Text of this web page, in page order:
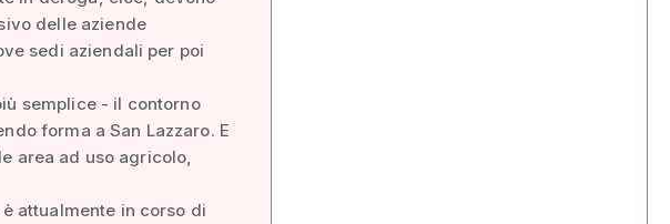
delle aziende
sedi aziendali per poi
semplice - il contorno
forma a San Lazzaro. E
area ad uso agricolo,
attualmente in corso di